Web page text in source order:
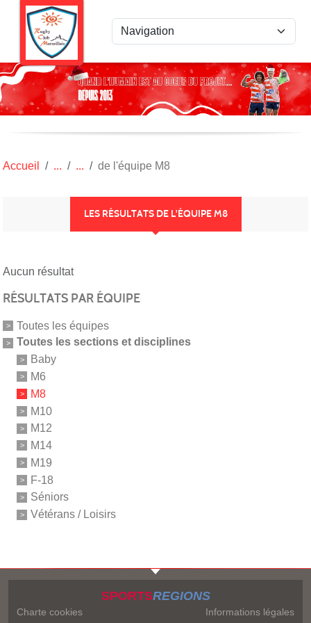
Accueil de l'équipe M8
LES RÉSULTATS DE L'ÉQUIPE M8
Aucun résultat
RÉSULTATS PAR ÉQUIPE
Toutes les équipes
Toutes les sections et disciplines
Baby
M6
M8
M10
M12
M14
M19
F-18
Séniors
Vétérans / Loisirs
SPORTSREGIONS
Charte cookies Informations légales
Panneau de gestion des cookies